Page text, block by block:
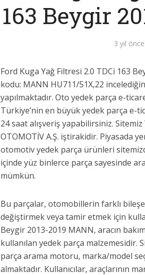
163 Beygir
3 yıl önce
Ford Kuga Yağ Filtresi 2.0 TDCi 163
kodu: MANN HU711/51X,22
yapılmaktadır. Oto yedek parça e-
Türkiye’nin en büyük yedek parça e-
24 saat alışveriş yapabilirsiniz. Sitemiz
OTOMOTİV A.Ş. iştirakidir. Piyasada
otomotiv yedek parça ürünleri
içinde yüz binlerce parça sayesinde
mümkün.
Bu parçalar, otomobillerin farklı
değiştirmek veya tamir etmek için
Beygir 2013-2019 MANN, aracın
kullanılan yedek parça malzemesidir.
parça arama motoru, marka/model
almaktadır. Kullanıcılar, araçlarının